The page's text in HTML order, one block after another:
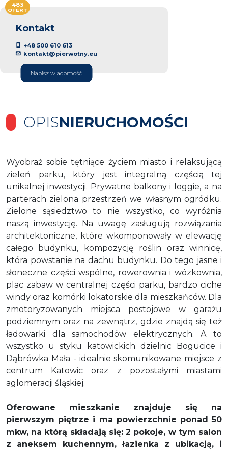
Kontakt
+48 500 610 613
kontakt@pierwotny.eu
Napisz wiadomość
483
OFERT
OPISNIERUCHOMOŚCI
Wyobraź sobie tętniące życiem miasto i relaksującą
zieleń parku, który jest integralną częścią tej
unikalnej inwestycji. Prywatne balkony i loggie, a na
parterach zielona przestrzeń we własnym ogródku.
Zielone sąsiedztwo to nie wszystko, co wyróżnia
naszą inwestycję. Na uwagę zasługują rozwiązania
architektoniczne, które wkomponowały w elewację
całego budynku, kompozycję roślin oraz winnicę,
która powstanie na dachu budynku. Do tego jasne i
słoneczne części wspólne, rowerownia i wózkownia,
plac zabaw w centralnej części parku, bardzo ciche
windy oraz komórki lokatorskie dla mieszkańców. Dla
zmotoryzowanych miejsca postojowe w garażu
podziemnym oraz na zewnątrz, gdzie znajdą się też
ładowarki dla samochodów elektrycznych. A to
wszystko u styku katowickich dzielnic Bogucice i
Dąbrówka Mała - idealnie skomunikowane miejsce z
centrum Katowic oraz z pozostałymi miastami
aglomeracji śląskiej.
Oferowane mieszkanie znajduje się na
pierwszym piętrze i ma powierzchnie ponad 50
mkw, na którą składają się: 2 pokoje, w tym salon
z aneksem kuchennym, łazienka z ubikacją, i